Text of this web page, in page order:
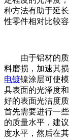
种方法有助于延
性零件相对比较容
由于铝材的
料磨损，加速其
电镀镍涂层可使
具表面的光泽度
好的表面光洁度
首先需要进行一
的质量水平，建
度水平，然后在